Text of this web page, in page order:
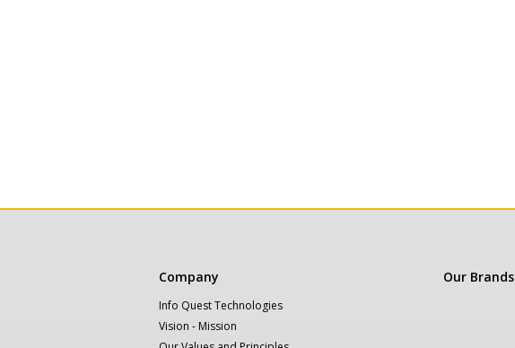
Κεντρική
πλοήγηση
Company
Info Quest Technologies
Vision - Mission
Our Brands